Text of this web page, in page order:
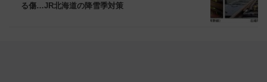
る傷…JR北海道の降雪季対策